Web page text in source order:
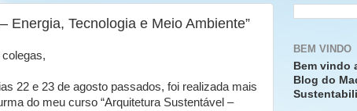
Energia, Tecnologia e Meio Ambiente”
22 e 23 de agosto passados, foi realizada mais
do meu curso “Arquitetura Sustentável –
BEM VINDO
Bem vindo
Blog do